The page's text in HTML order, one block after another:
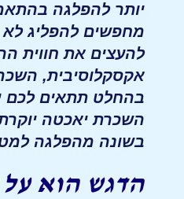
יותר להפלגה
מחפשים להפליג
להעצים את חווית
אקסקלוסיבית,
בהחלט תתאים לכם
השכרת יאכטה
בשונה מהפלגה
הדגש הוא על